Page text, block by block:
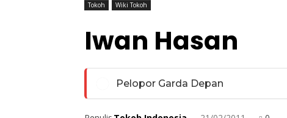
Tokoh Wiki Tokoh
Iwan Hasan
Pelopor Garda Depan